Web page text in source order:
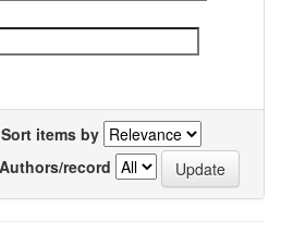
Sort items by
Authors/record